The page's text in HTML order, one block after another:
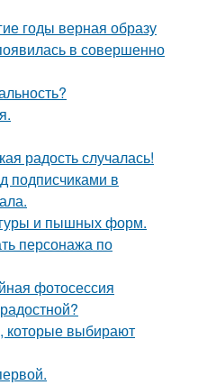
годы верная образу
в совершенно
радость случалась!
подписчиками в
и пышных форм.
персонажа по
фотосессия
которые выбирают